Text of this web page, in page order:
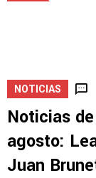
NOTICIAS
Noticias
agosto:
Juan